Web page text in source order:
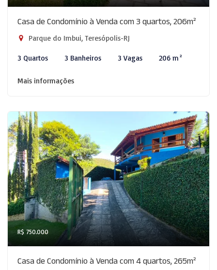
Casa de Condomínio à Venda com 3 quartos, 206m²
Parque do Imbui, Teresópolis-RJ
3 Quartos 3 Banheiros 3 Vagas 206 m²
Mais informações
R$ 750.000
Casa de Condomínio à Venda com 4 quartos, 265m²